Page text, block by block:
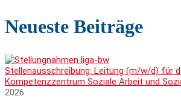
Neueste Beiträge
Stellenausschreibung: Leitung (m/w/d) für
Kompetenzzentrum Soziale Arbeit und
2026